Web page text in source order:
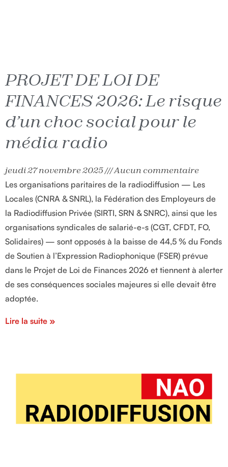
PROJET DE LOI DE
FINANCES 2026: Le risque
d’un choc social pour le
média radio
jeudi 27 novembre 2025
Aucun commentaire
Les organisations paritaires de la radiodiffusion — Les
Locales (CNRA & SNRL), la Fédération des Employeurs de
la Radiodiffusion Privée (SIRTI, SRN & SNRC), ainsi que les
organisations syndicales de salarié-e-s (CGT, CFDT, FO,
Solidaires) — sont opposés à la baisse de 44,5 % du Fonds
de Soutien à l’Expression Radiophonique (FSER) prévue
dans le Projet de Loi de Finances 2026 et tiennent à alerter
de ses conséquences sociales majeures si elle devait être
adoptée.
Lire la suite »